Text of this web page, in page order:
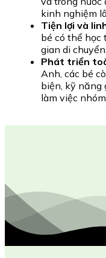
kinh nghiệm
Tiện lợi và
bé có thể học
gian di chuyển.
Phát triển
Anh, các bé
biện, kỹ năng
làm việc